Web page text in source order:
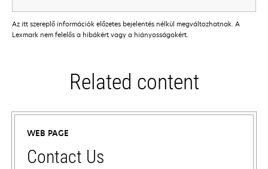
Az itt szereplő információk előzetes bejelentés nélkül megváltozhatnak. A
Lexmark nem felelős a hibákért vagy a hiányosságokért.
Related content
WEB PAGE
Contact Us